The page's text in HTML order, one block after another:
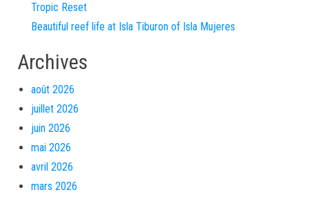
Tropic Reset
Beautiful reef life at Isla Tiburon of Isla Mujeres
Archives
août 2026
juillet 2026
juin 2026
mai 2026
avril 2026
mars 2026